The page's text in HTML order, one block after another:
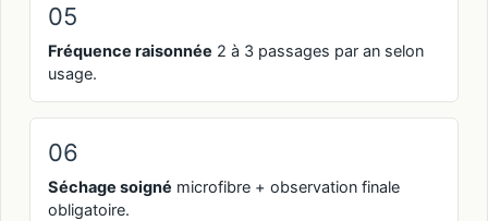
05
Fréquence raisonnée 2 à 3 passages par an selon
usage.
06
Séchage soigné microfibre + observation finale
obligatoire.